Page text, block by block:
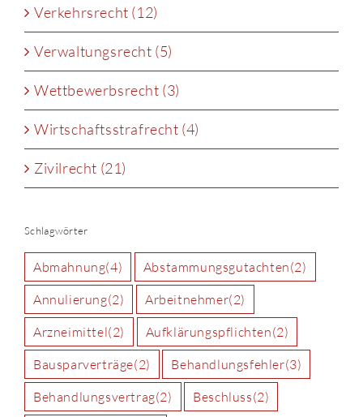
Verkehrsrecht (12)
Verwaltungsrecht (5)
Wettbewerbsrecht (3)
Wirtschaftsstrafrecht (4)
Zivilrecht (21)
Schlagwörter
Abmahnung(4) Abstammungsgutachten(2)
Annulierung(2) Arbeitnehmer(2)
Arzneimittel(2) Aufklärungspflichten(2)
Bausparverträge(2) Behandlungsfehler(3)
Behandlungsvertrag(2) Beschluss(2)